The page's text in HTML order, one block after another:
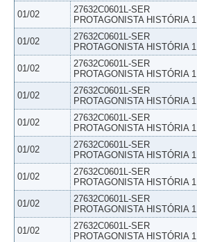
01/02
27632C0601L-SER
PROTAGONISTA HISTÓRIA 1
01/02
27632C0601L-SER
PROTAGONISTA HISTÓRIA 1
01/02
27632C0601L-SER
PROTAGONISTA HISTÓRIA 1
01/02
27632C0601L-SER
PROTAGONISTA HISTÓRIA 1
01/02
27632C0601L-SER
PROTAGONISTA HISTÓRIA 1
01/02
27632C0601L-SER
PROTAGONISTA HISTÓRIA 1
01/02
27632C0601L-SER
PROTAGONISTA HISTÓRIA 1
01/02
27632C0601L-SER
PROTAGONISTA HISTÓRIA 1
01/02
27632C0601L-SER
PROTAGONISTA HISTÓRIA 1